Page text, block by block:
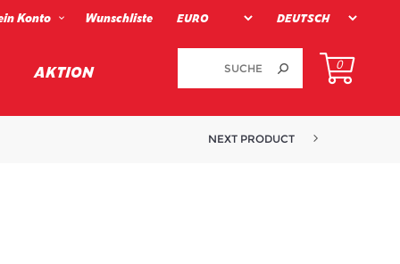
Konto Wunschliste
0
AKTION
NEXT PRODUCT